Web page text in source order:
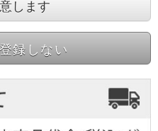
録しない